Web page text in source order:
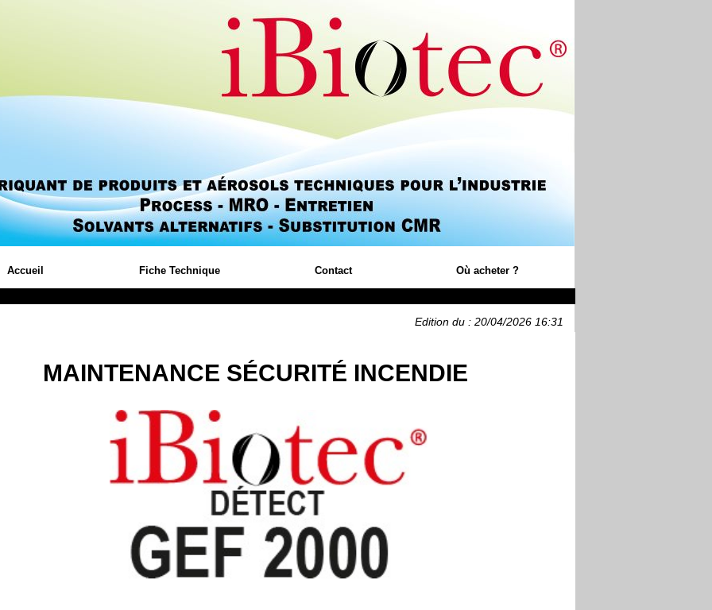
Accueil Fiche Technique Contact Où acheter ?
Edition du : 20/04/2026 16:31
MAINTENANCE SÉCURITÉ INCENDIE